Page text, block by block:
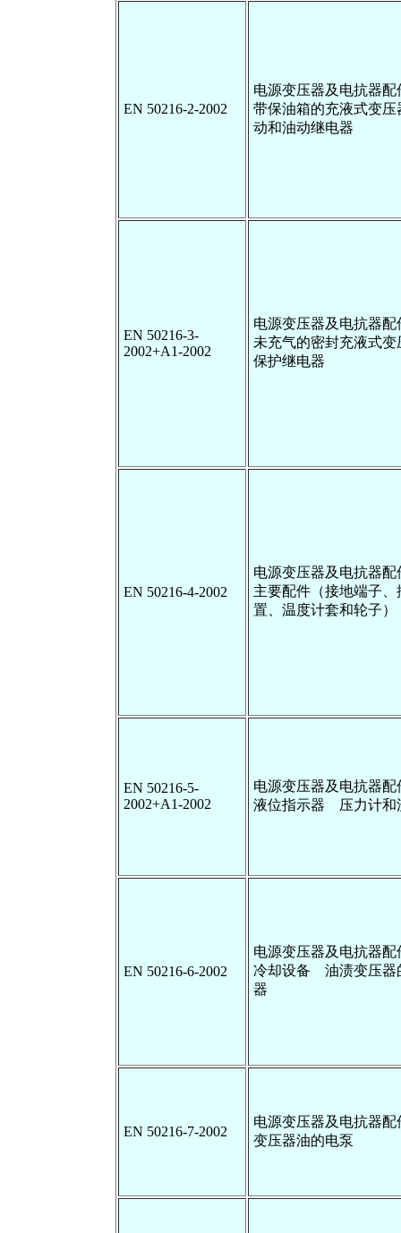
EN 50216-2-2002
电源变压器及电抗器
带保油箱的充液式变压
动和油动继电器
EN 50216-3-
2002+A1-2002
电源变压器及电抗器
未充气的密封充液式
保护继电器
EN 50216-4-2002
电源变压器及电抗器
主要配件（接地端子、
置、温度计套和轮子）
EN 50216-5-
2002+A1-2002
电源变压器及电抗器
液位指示器 压力计和
EN 50216-6-2002
电源变压器及电抗器
冷却设备 油渍变压器
器
EN 50216-7-2002
电源变压器及电抗器
变压器油的电泵